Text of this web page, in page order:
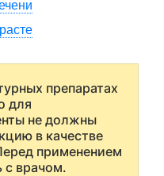
препаратах
для
не должны
в качестве
применением
с врачом.